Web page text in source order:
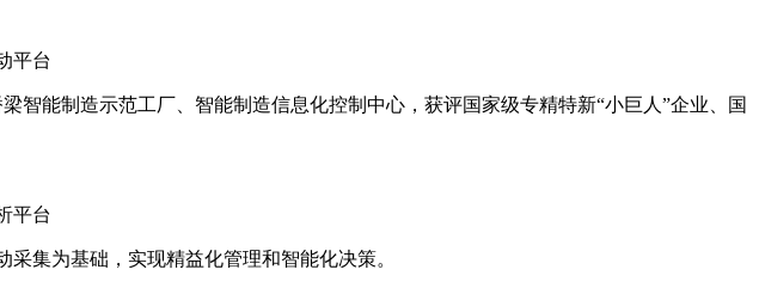
平台
能制造示范工厂、智能制造信息化控制中心，获评国家级专精特新“小巨人”企业、国
平台
集为基础，实现精益化管理和智能化决策。